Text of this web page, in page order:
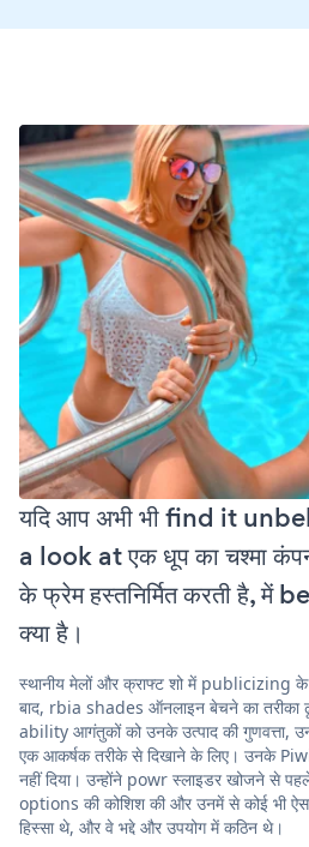
यदि आप अभी भी find it
a look at एक धूप का चश्मा
के फ्रेम हस्तनिर्मित करती है,
क्या है।
स्थानीय मेलों और क्राफ्ट शो में publicizing
बाद, rbia shades ऑनलाइन बेचने का
ability आगंतुकों को उनके उत्पाद की गुणवत्ता,
एक आकर्षक तरीके से दिखाने के लिए। उनके
नहीं दिया। उन्होंने powr स्लाइडर खोजने से
options की कोशिश की और उनमें से कोई भी
हिस्सा थे, और वे भद्दे और उपयोग में कठिन थे।